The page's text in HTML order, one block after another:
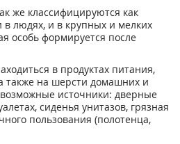
же классифицируются как
людях, и в крупных и мелких
особь формируется после
в продуктах питания,
также на шерсти домашних и
источники: дверные
сиденья унитазов, грязная
пользования (полотенца,